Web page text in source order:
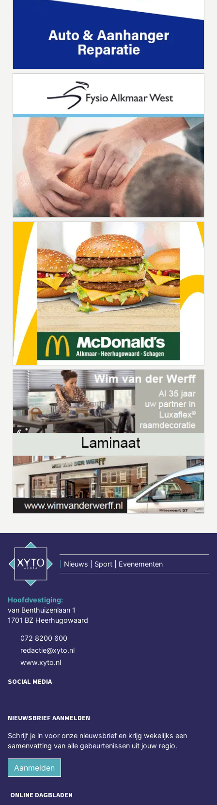
Nieuws | Sport | Evenementen
Hoofdvestiging:
van Benthuizenlaan 1
1701 BZ Heerhugowaard
072 8200 600
redactie@xyto.nl
www.xyto.nl
SOCIAL MEDIA
NIEUWSBRIEF AANMELDEN
Schrijf je in voor onze nieuwsbrief en krijg wekelijks een
samenvatting van alle gebeurtenissen uit jouw regio.
Aanmelden
ONLINE DAGBLADEN